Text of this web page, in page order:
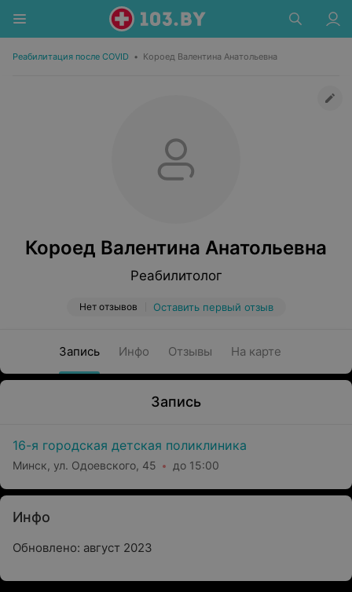
Реабилитация после COVID • Короед Валентина Анатольевна
Короед Валентина Анатольевна
Реабилитолог
Нет отзывов Оставить первый отзыв
Запись Инфо Отзывы На карте
Запись
16-я городская детская поликлиника
Минск, ул. Одоевского, 45 до 15:00
Инфо
Обновлено: август 2023